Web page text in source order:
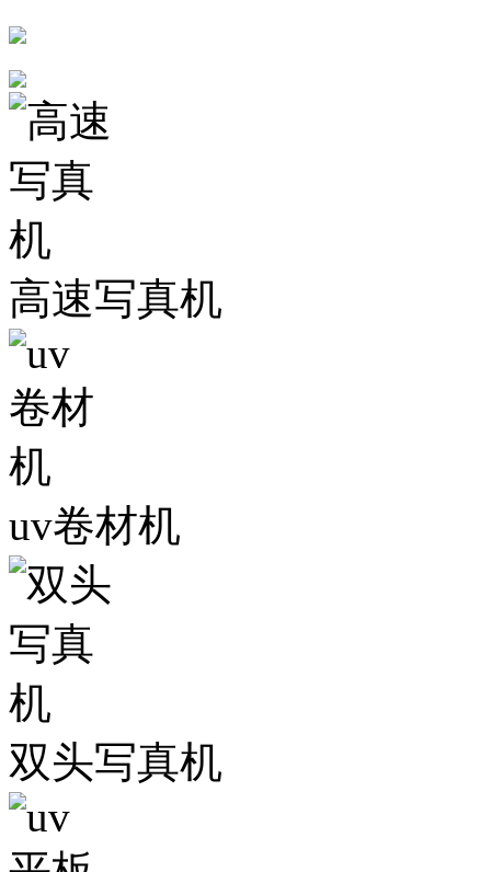
高速写真机
uv卷材机
双头写真机